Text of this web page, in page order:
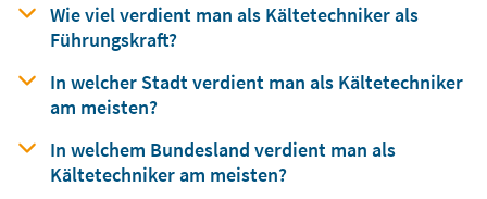
Wie viel verdient man als Kältetechniker als
Führungskraft?
In welcher Stadt verdient man als Kältetechniker
am meisten?
In welchem Bundesland verdient man als
Kältetechniker am meisten?